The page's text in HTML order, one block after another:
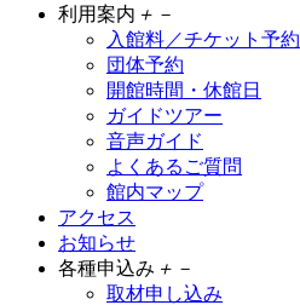
利用案内 ＋ －
入館料／チケット予約
団体予約
開館時間・休館日
ガイドツアー
音声ガイド
よくあるご質問
館内マップ
アクセス
お知らせ
各種申込み ＋ －
取材申し込み